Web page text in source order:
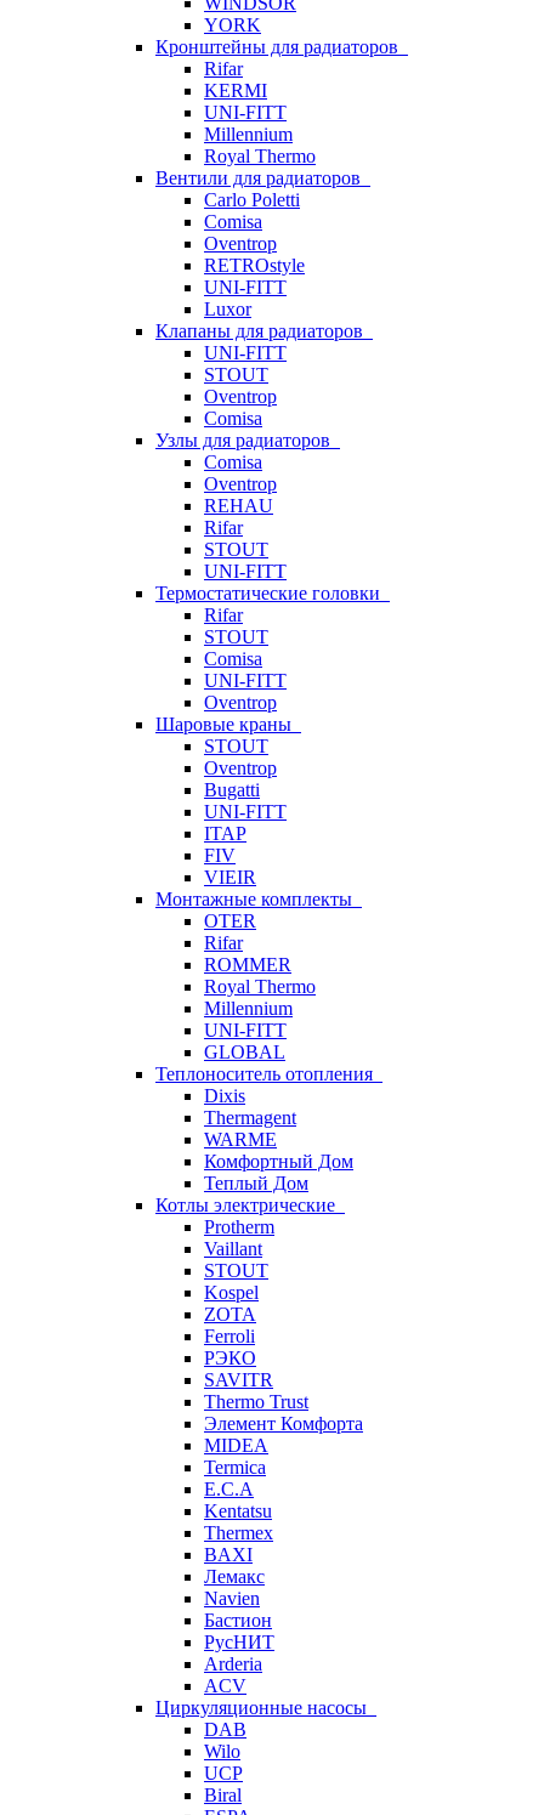
YORK
Кронштейны для радиаторов
Rifar
KERMI
UNI-FITT
Millennium
Royal Thermo
Вентили для радиаторов
Carlo Poletti
Comisa
Oventrop
RETROstyle
UNI-FITT
Luxor
Клапаны для радиаторов
UNI-FITT
STOUT
Oventrop
Comisa
Узлы для радиаторов
Comisa
Oventrop
REHAU
Rifar
STOUT
UNI-FITT
Термостатические головки
Rifar
STOUT
Comisa
UNI-FITT
Oventrop
Шаровые краны
STOUT
Oventrop
Bugatti
UNI-FITT
ITAP
FIV
VIEIR
Монтажные комплекты
OTER
Rifar
ROMMER
Royal Thermo
Millennium
UNI-FITT
GLOBAL
Теплоноситель отопления
Dixis
Thermagent
WARME
Комфортный Дом
Теплый Дом
Котлы электрические
Protherm
Vaillant
STOUT
Kospel
ZOTA
Ferroli
РЭКО
SAVITR
Thermo Trust
Элемент Комфорта
MIDEA
Termica
E.C.A
Kentatsu
Thermex
BAXI
Лемакс
Navien
Бастион
РусНИТ
Arderia
ACV
Циркуляционные насосы
DAB
Wilo
UCP
Biral